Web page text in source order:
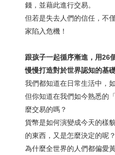
錢，並藉此進行交易。
但若是失去人們的信任，不
家陷入危機！
跟孩子一起循序漸進， 用26
慢慢打造對於世界認知的基礎
我們都知道在日常生活中，
但你知道在我們如今熟悉的
麼交易的嗎？
貨幣是如何演變成今天的樣
的東西，又是怎麼決定的呢？
為什麼全世界的人們都偏愛